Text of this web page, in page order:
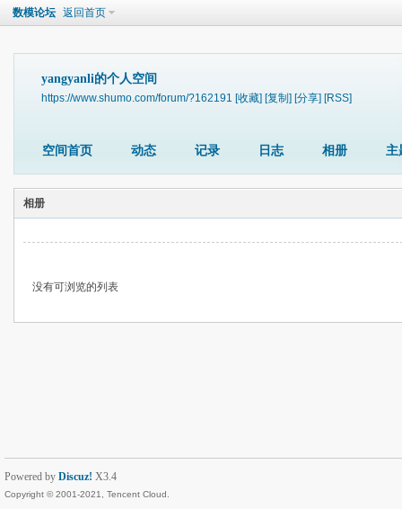
数模论坛 返回首页
yangyanli的个人空间
https://www.shumo.com/forum/?162191 [收藏] [复制] [分享] [RSS]
空间首页 动态 记录 日志 相册 主
相册
没有可浏览的列表
Powered by Discuz! X3.4
Copyright © 2001-2021, Tencent Cloud.